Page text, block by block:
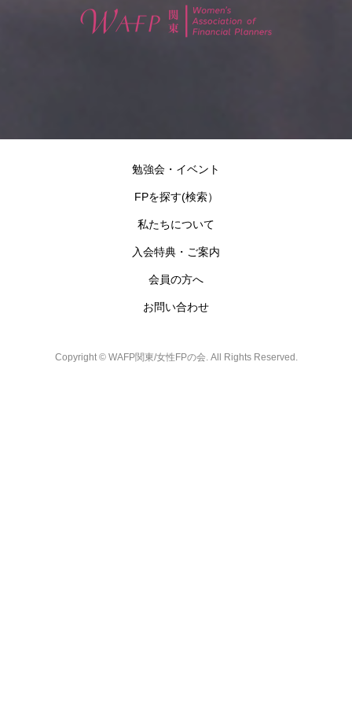
勉強会・イベント
FPを探す(検索）
私たちについて
入会特典・ご案内
会員の方へ
お問い合わせ
Copyright ©WAFP関東/女性FPの会. All Rights Reserved.